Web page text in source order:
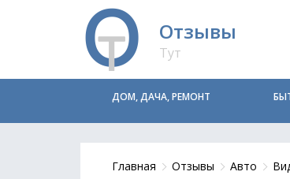
Отзывы
Тут
ДОМ, ДАЧА, РЕМОНТ
Главная Отзывы Авто